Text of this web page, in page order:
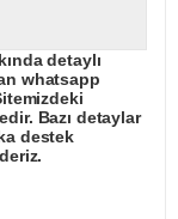
detaylı
whatsapp
Bazı detaylar
destek